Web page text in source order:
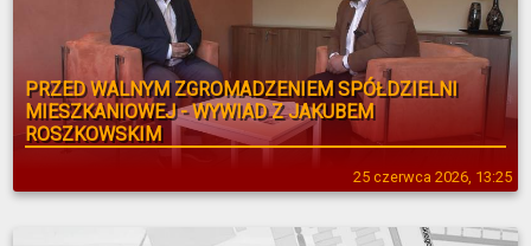
25 czerwca 2026, 13:25
PRZED WALNYM ZGROMADZENIEM SPÓŁDZIELNI
MIESZKANIOWEJ - WYWIAD Z JAKUBEM
ROSZKOWSKIM